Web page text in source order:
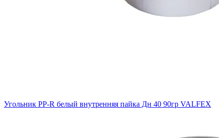
Угольник PP-R белый внутренняя пайка Дн 40 90гр VALFEX